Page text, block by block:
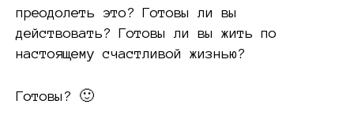
преодолеть это? Готовы ли вы
действовать? Готовы ли вы жить по
настоящему счастливой жизнью?
Готовы? 🙂